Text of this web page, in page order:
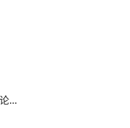
提高高职英语专业学生毕业论文质量的方法综述